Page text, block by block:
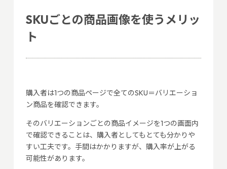
SKUごとの商品画像を使うメリッ
ト
購入者は1つの商品ページで全てのSKU＝バリエーショ
ン商品を確認できます。
そのバリエーションごとの商品イメージを1つの画面内
で確認できることは、購入者としてもとても分かりや
すい工夫です。手間はかかりますが、購入率が上がる
可能性があります。